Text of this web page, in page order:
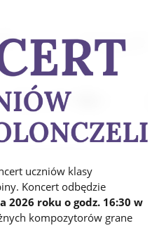
uczniów klasy
Koncert odbędzie
2026 rokuo godz. 16:30 w
kompozytorów grane